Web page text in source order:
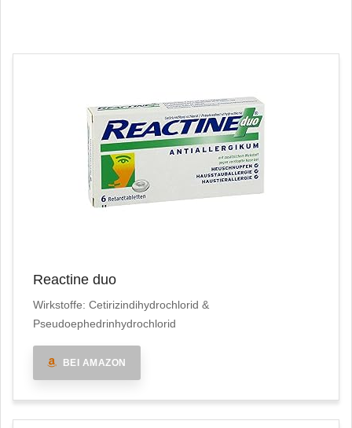
Reactine duo
Wirkstoffe: Cetirizindihydrochlorid &
Pseudoephedrinhydrochlorid
BEI AMAZON